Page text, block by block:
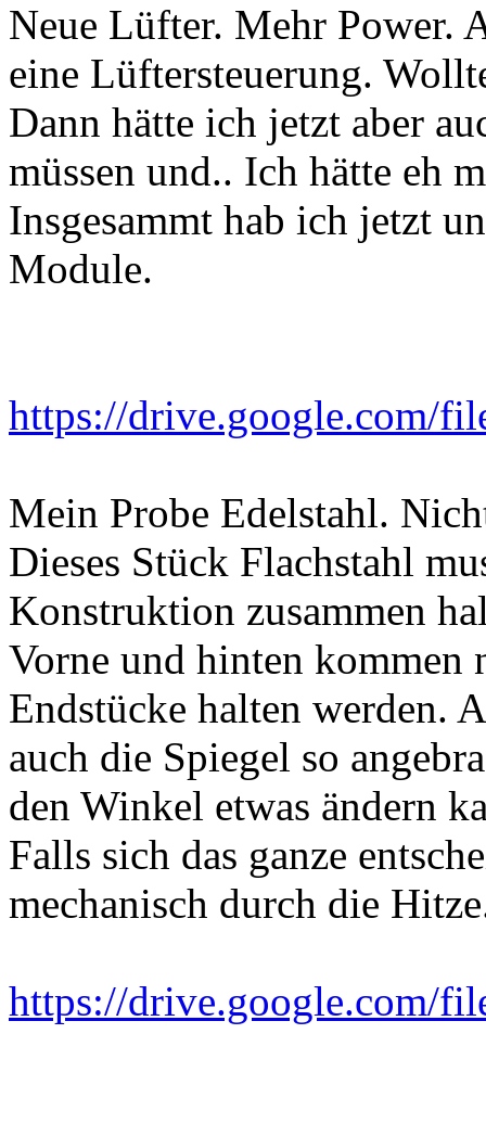
Neue Lüfter. Mehr Power.
eine Lüftersteuerung.
Dann hätte ich jetzt aber
müssen und.. Ich hätte eh
Insgesammt hab ich jetzt
Module.
https://drive.google.com/
Mein Probe Edelstahl.
Dieses Stück Flachstahl
Konstruktion zusammen
Vorne und hinten kommen
Endstücke halten werden.
auch die Spiegel so
den Winkel etwas ändern
Falls sich das ganze
mechanisch durch die
https://drive.google.com/